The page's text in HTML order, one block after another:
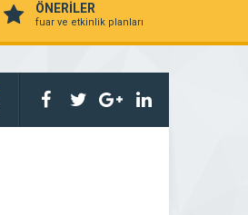
ÖNERİLER
fuar ve etkinlik planları